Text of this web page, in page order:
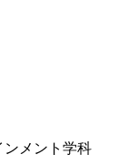
ンメント学科